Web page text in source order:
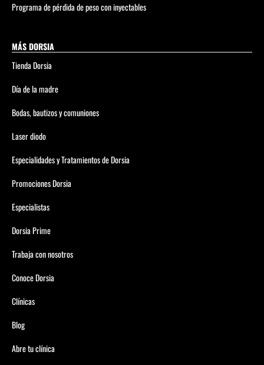
Programa de pérdida de peso con inyectables
MÁS DORSIA
Tienda Dorsia
Día de la madre
Bodas, bautizos y comuniones
Laser diodo
Especialidades y Tratamientos de Dorsia
Promociones Dorsia
Especialistas
Dorsia Prime
Trabaja con nosotros
Conoce Dorsia
Clínicas
Blog
Abre tu clínica